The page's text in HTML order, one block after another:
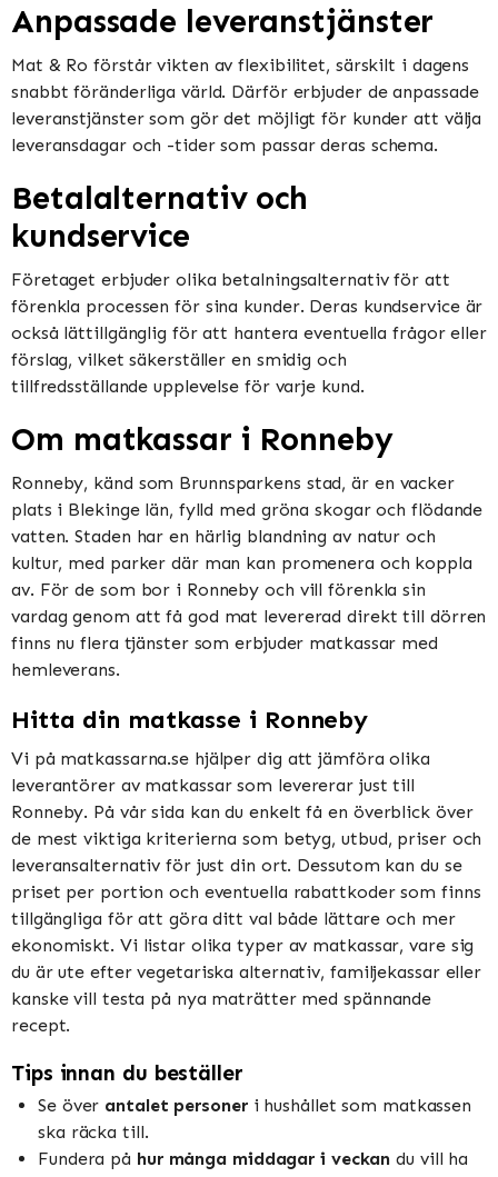
Anpassade leveranstjänster
Mat & Ro förstår vikten av flexibilitet, särskilt i dagens
snabbt föränderliga värld. Därför erbjuder de anpassade
leveranstjänster som gör det möjligt för kunder att välja
leveransdagar och -tider som passar deras schema.
Betalalternativ och
kundservice
Företaget erbjuder olika betalningsalternativ för att
förenkla processen för sina kunder. Deras kundservice är
också lättillgänglig för att hantera eventuella frågor eller
förslag, vilket säkerställer en smidig och
tillfredsställande upplevelse för varje kund.
Om matkassar i Ronneby
Ronneby, känd som Brunnsparkens stad, är en vacker
plats i Blekinge län, fylld med gröna skogar och flödande
vatten. Staden har en härlig blandning av natur och
kultur, med parker där man kan promenera och koppla
av. För de som bor i Ronneby och vill förenkla sin
vardag genom att få god mat levererad direkt till dörren
finns nu flera tjänster som erbjuder matkassar med
hemleverans.
Hitta din matkasse i Ronneby
Vi på matkassarna.se hjälper dig att jämföra olika
leverantörer av matkassar som levererar just till
Ronneby. På vår sida kan du enkelt få en överblick över
de mest viktiga kriterierna som betyg, utbud, priser och
leveransalternativ för just din ort. Dessutom kan du se
priset per portion och eventuella rabattkoder som finns
tillgängliga för att göra ditt val både lättare och mer
ekonomiskt. Vi listar olika typer av matkassar, vare sig
du är ute efter vegetariska alternativ, familjekassar eller
kanske vill testa på nya maträtter med spännande
recept.
Tips innan du beställer
Se över antalet personeri hushållet som matkassen
ska räcka till.
Fundera på hur många middagar i veckan du vill ha